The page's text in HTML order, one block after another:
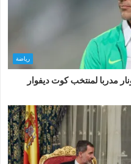
رياضة
مدربا لمنتخب كوت ديفوار